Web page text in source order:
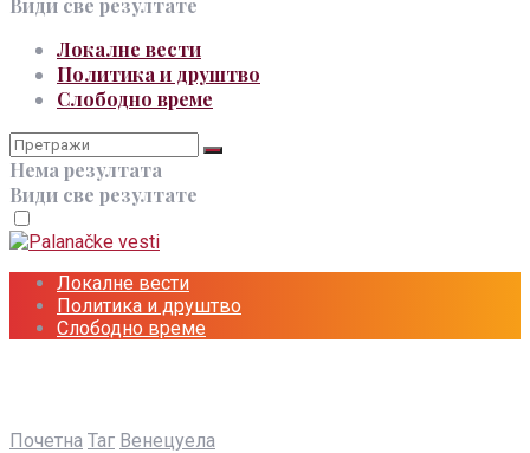
Види све резултате
Локалне вести
Политика и друштво
Слободно време
Нема резултата
Види све резултате
Локалне вести
Политика и друштво
Слободно време
Почетна Таг Венецуела